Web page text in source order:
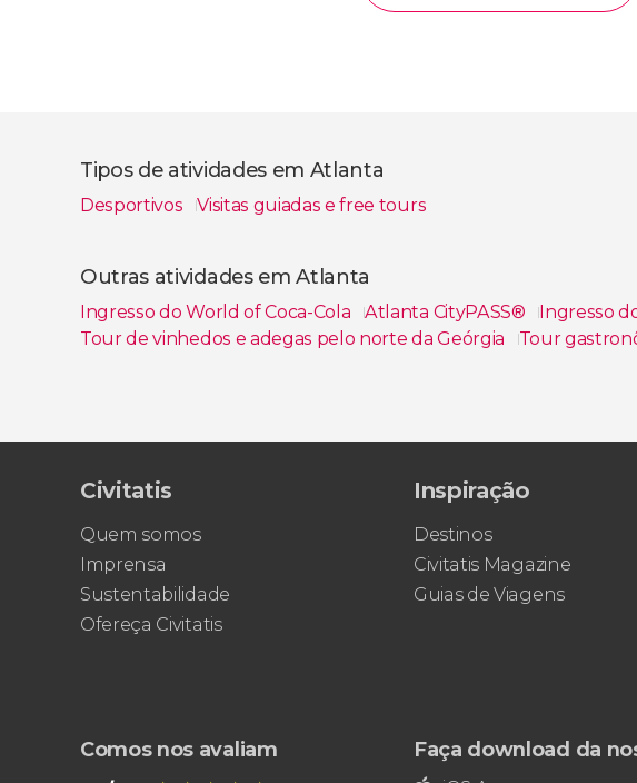
Tipos de atividades em Atlanta
Desportivos Visitas guiadas e free tours
Outras atividades em Atlanta
Ingresso do World of Coca-Cola Atlanta CityPASS® Ingresso
Tour de vinhedos e adegas pelo norte da Geórgia
Tour
Civitatis
Quem somos
Imprensa
Sustentabilidade
Ofereça Civitatis
Inspiração
Destinos
Civitatis Magazine
Guias de Viagens
Comos nos avaliam
Faça download da